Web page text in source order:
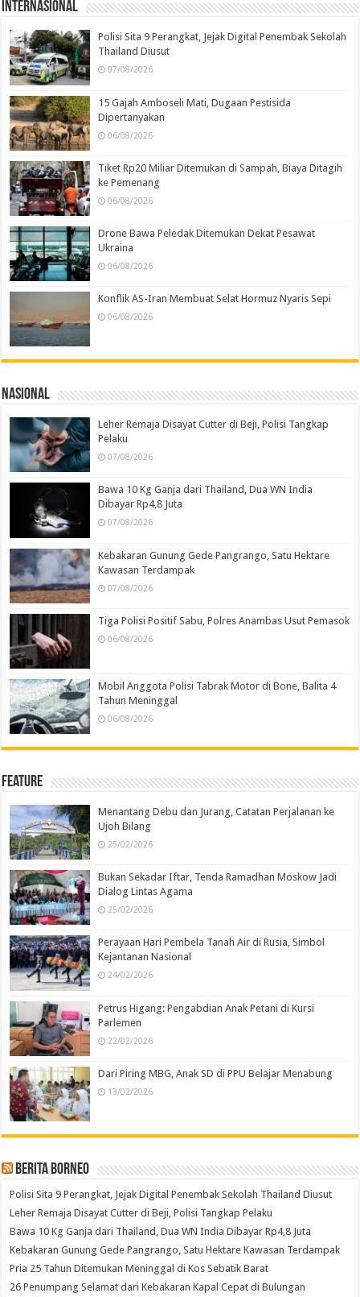
Internasional
Polisi Sita 9 Perangkat, Jejak Digital Penembak Sekolah
Thailand Diusut
07/08/2026
15 Gajah Amboseli Mati, Dugaan Pestisida
Dipertanyakan
06/08/2026
Tiket Rp20 Miliar Ditemukan di Sampah, Biaya Ditagih
ke Pemenang
06/08/2026
Drone Bawa Peledak Ditemukan Dekat Pesawat
Ukraina
06/08/2026
Konflik AS-Iran Membuat Selat Hormuz Nyaris Sepi
06/08/2026
Nasional
Leher Remaja Disayat Cutter di Beji, Polisi Tangkap
Pelaku
07/08/2026
Bawa 10 Kg Ganja dari Thailand, Dua WN India
Dibayar Rp4,8 Juta
07/08/2026
Kebakaran Gunung Gede Pangrango, Satu Hektare
Kawasan Terdampak
07/08/2026
Tiga Polisi Positif Sabu, Polres Anambas Usut Pemasok
06/08/2026
Mobil Anggota Polisi Tabrak Motor di Bone, Balita 4
Tahun Meninggal
06/08/2026
Feature
Menantang Debu dan Jurang, Catatan Perjalanan ke
Ujoh Bilang
25/02/2026
Bukan Sekadar Iftar, Tenda Ramadhan Moskow Jadi
Dialog Lintas Agama
25/02/2026
Perayaan Hari Pembela Tanah Air di Rusia, Simbol
Kejantanan Nasional
24/02/2026
Petrus Higang: Pengabdian Anak Petani di Kursi
Parlemen
22/02/2026
Dari Piring MBG, Anak SD di PPU Belajar Menabung
13/02/2026
Berita Borneo
Polisi Sita 9 Perangkat, Jejak Digital Penembak Sekolah Thailand Diusut
Leher Remaja Disayat Cutter di Beji, Polisi Tangkap Pelaku
Bawa 10 Kg Ganja dari Thailand, Dua WN India Dibayar Rp4,8 Juta
Kebakaran Gunung Gede Pangrango, Satu Hektare Kawasan Terdampak
Pria 25 Tahun Ditemukan Meninggal di Kos Sebatik Barat
26 Penumpang Selamat dari Kebakaran Kapal Cepat di Bulungan